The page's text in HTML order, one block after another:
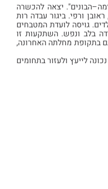
"קדימה–הבונים". יצאה להכשרה
וכאן נולדו חגית, ראובן ורפי. ביגור עבדה רות
גויסה לועדת המטבחים
בלב ונפש. השתקעות זו
בתקופת מחלתה האחרונה,
לייעץ ולעזור בתחומים